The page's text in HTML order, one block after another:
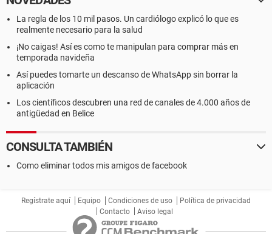
La regla de los 10 mil pasos. Un cardiólogo explicó lo que es
realmente necesario para la salud
¡No caigas! Así es como te manipulan para comprar más en
temporada navideña
Así puedes tomarte un descanso de WhatsApp sin borrar la
aplicación
Los científicos descubren una red de canales de 4.000 años de
antigüedad en Belice
CONSULTA TAMBIÉN
Como eliminar todos mis amigos de facebook
Regístrate aquí Equipo Condiciones de uso
Política de privacidad
Contacto
Aviso legal